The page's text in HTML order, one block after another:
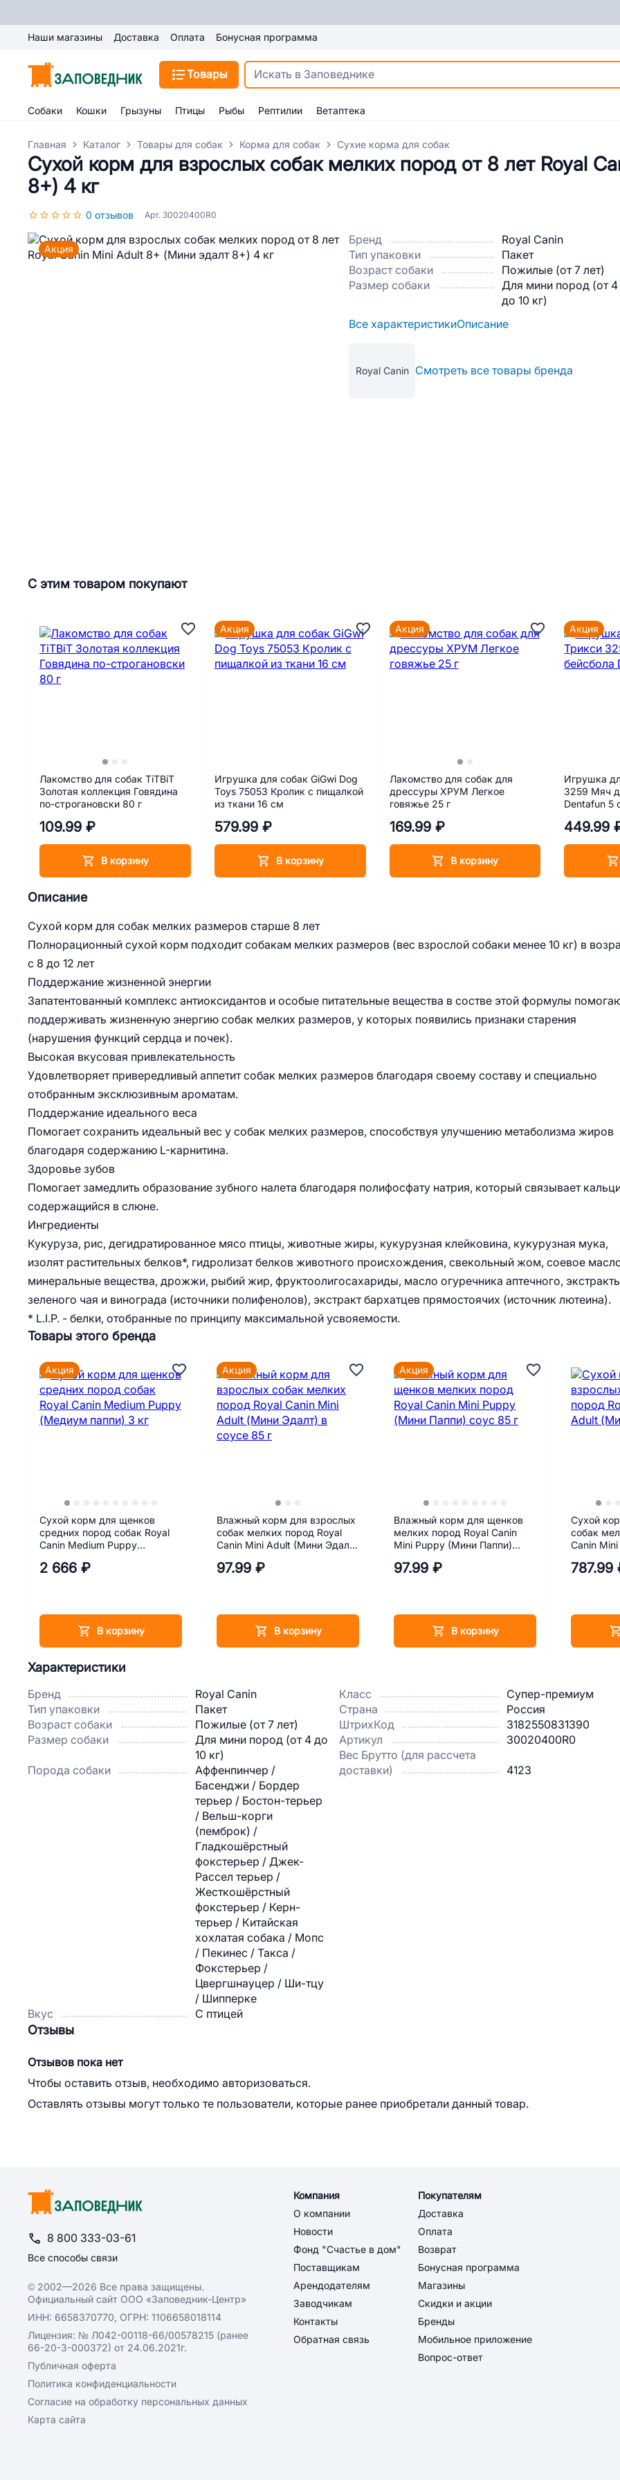
Наши магазины Доставка Оплата Бонусная программа
Товары
Собаки Кошки Грызуны Птицы Рыбы Рептилии Ветаптека
Главная Каталог Товары для собак Корма для собак Сухие корма для собак
Сухой корм для взрослых собак мелких пород от 8 лет Royal
8+) 4 кг
0 отзывов Арт. 30020400R0
Акция
Бренд
Royal Canin
Тип упаковки
Пакет
Возраст собаки
Пожилые (от 7 лет)
Размер собаки
Для мини пород (от 4
до 10 кг)
Все характеристикиОписание
Royal Canin Смотреть все товары бренда
Описание
Сухой корм для собак мелких размеров старше 8 лет
Полнорационный сухой корм подходит собакам мелких размеров (вес взрослой собаки менее 10 кг) в
с 8 до 12 лет
Поддержание жизненной энергии
Запатентованный комплекс антиоксидантов и особые питательные вещества в состве этой формулы
поддерживать жизненную энергию собак мелких размеров, у которых появились признаки старения
(нарушения функций сердца и почек).
Высокая вкусовая привлекательность
Удовлетворяет привередливый аппетит собак мелких размеров благодаря своему составу и специально
отобранным эксклюзивным ароматам.
Поддержание идеального веса
Помогает сохранить идеальный вес у собак мелких размеров, способствуя улучшению метаболизма жиров
благодаря содержанию L-карнитина.
Здоровье зубов
Помогает замедлить образование зубного налета благодаря полифосфату натрия, который связывает
содержащийся в слюне.
Ингредиенты
Кукуруза, рис, дегидратированное мясо птицы, животные жиры, кукурузная клейковина, кукурузная мука,
изолят растительных белков*, гидролизат белков животного происхождения, свекольный жом, соевое
минеральные вещества, дрожжи, рыбий жир, фруктоолигосахариды, масло огуречника аптечного,
зеленого чая и винограда (источники полифенолов), экстракт бархатцев прямостоячих (источник лютеина).
* L.I.P. - белки, отобранные по принципу максимальной усвояемости.
С этим товаром покупают
Лакомство для собак TiTBiT
Золотая коллекция Говядина
по-строгановски 80 г
109.99 ₽
В корзину
Игрушка для собак GiGwi Dog
Toys 75053 Кролик с пищалкой
из ткани 16 см
579.99 ₽
В корзину
Акция
Лакомство для собак для
дрессуры ХРУМ Легкое
говяжье 25 г
169.99 ₽
В корзину
Акция
Игрушка
3259 Мяч
Dentafun 5
449.99
Акция
Товары этого бренда
Сухой корм для щенков
средних пород собак Royal
Canin Medium Puppy
2 666 ₽
В корзину
Акция
Влажный корм для взрослых
собак мелких пород Royal
Canin Mini Adult (Мини Эдалт)
97.99 ₽
В корзину
Акция
Влажный корм для щенков
мелких пород Royal Canin
Mini Puppy (Мини Паппи)
97.99 ₽
В корзину
Акция
Сухой
собак
Canin
787.99
Характеристики
Бренд
Royal Canin
Тип упаковки
Пакет
Возраст собаки
Пожилые (от 7 лет)
Размер собаки
Для мини пород (от 4 до
10 кг)
Порода собаки
Аффенпинчер /
Басенджи / Бордер
терьер / Бостон-терьер
/ Вельш-корги
(пемброк) /
Гладкошёрстный
фокстерьер / Джек-
Рассел терьер /
Жесткошёрстный
фокстерьер / Керн-
терьер / Китайская
хохлатая собака / Мопс
/ Пекинес / Такса /
Фокстерьер /
Цвергшнауцер / Ши-тцу
/ Шипперке
Вкус
С птицей
Класс
Супер-премиум
Страна
Россия
ШтрихКод
3182550831390
Артикул
30020400R0
Вес Брутто (для рассчета
доставки)
4123
Отзывы
Отзывов пока нет
Чтобы оставить отзыв, необходимо авторизоваться.
Оставлять отзывы могут только те пользователи, которые ранее приобретали данный товар.
8 800 333-03-61
Все способы связи
© 2002—2026 Все права защищены.
Официальный сайт ООО «Заповедник-Центр»
ИНН: 6658370770, ОГРН: 1106658018114
Лицензия: № Л042-00118-66/00578215 (ранее
66-20-3-000372) от 24.06.2021г.
Публичная оферта
Политика конфиденциальности
Согласие на обработку персональных данных
Карта сайта
Компания
О компании
Новости
Фонд "Счастье в дом"
Поставщикам
Арендодателям
Заводчикам
Контакты
Обратная связь
Покупателям
Доставка
Оплата
Возврат
Бонусная программа
Магазины
Скидки и акции
Бренды
Мобильное приложение
Вопрос-ответ